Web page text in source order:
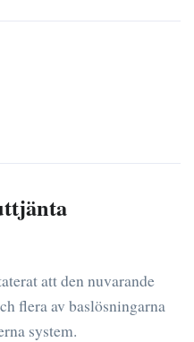
att den nuvarande
flera av baslösningarna
system.